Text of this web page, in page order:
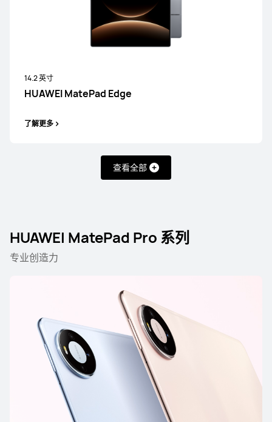
14.2 英寸
HUAWEI MatePad Edge
了解更多
查看全部
HUAWEI MatePad Pro 系列
专业创造力